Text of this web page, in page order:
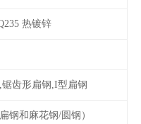
热镀锌
齿形扁钢,I型扁钢
钢和麻花钢/圆钢）